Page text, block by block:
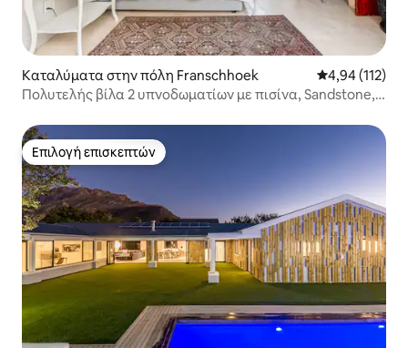
Καταλύματα στην πόλη Franschhoek Μέση
4,94 (112)
Πολυτελής βίλα 2 υπνοδωματίων με πισίνα, Sandstone,
Επιλογή επισκεπτών
Επιλογή επισκεπτών